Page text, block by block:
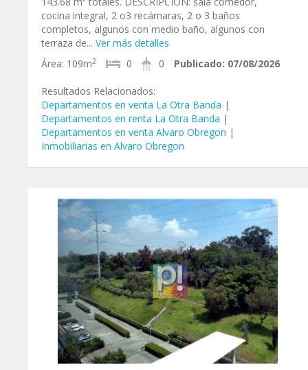
cocina integral, 2 o3 recámaras, 2 o 3 baños
completos, algunos con medio baño, algunos con
terraza de... Ver más detalles
Área: 109m2 0 0 Publicado: 07/08/2026
Resultados Relacionados:
Departamentos en venta La Otra Banda |
Departamentos en renta La Otra Banda |
Departamentos en venta Alvaro Obregon |
Inmobiliarias en Alvaro Obregon